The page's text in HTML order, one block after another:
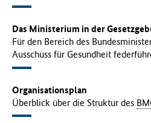
Das Ministerium in der
Für den Bereich des
Ausschuss für Gesundheit
Organisationsplan
Überblick über die Struktur des